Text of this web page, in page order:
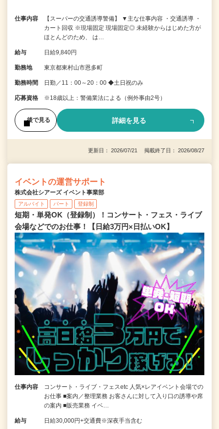
仕事内容
【スーパーの交通誘導警備】 ▼主な仕事内容 ・交通誘導 ・
カート回収 ※現場固定 現場固定◎ 未経験からはじめた方が
ほとんどのため、 は…
給与 日給9,840円
勤務地 東京都東村山市恩多町
勤務時間 日勤／11：00～20：00 ◆土日祝のみ
応募資格 ※18歳以上：警備業法による（例外事由2号）
後で見る 詳細を見る
更新日： 2026/07/21 掲載終了日： 2026/08/27
イベントの運営サポート
株式会社シアーズ イベント事業部
アルバイト パート 登録制
短期・単発OK（登録制）！コンサート・フェス・ライブ
会場などでのお仕事！【日給3万円×日払いOK】
仕事内容
コンサート・ライブ・フェスetc 人気×レアイベント会場での
お仕事 ■案内／整理業務 お客さんに対して入り口の誘導や席
の案内 ■販売業務 イベ…
給与 日給30,000円+交通費※深夜手当含む